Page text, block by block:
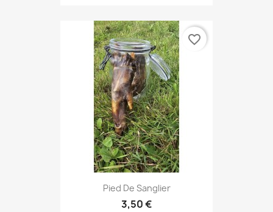
Pied De Sanglier
3,50 €
favorite_border